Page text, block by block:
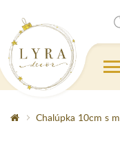
Chalúpka 10cm s